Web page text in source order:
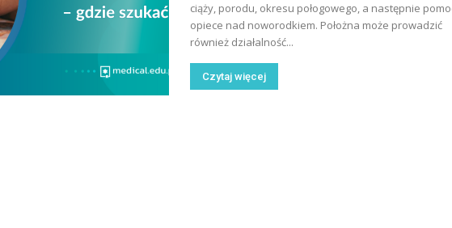
ciąży, porodu, okresu połogowego, a następnie
opiece nad noworodkiem. Położna może prowadzić
również działalność...
Czytaj więcej